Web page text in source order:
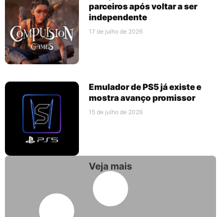
parceiros após voltar a ser
independente
17 de julho de 2026
Emulador de PS5 já existe e
mostra avanço promissor
15 de julho de 2026
Veja mais